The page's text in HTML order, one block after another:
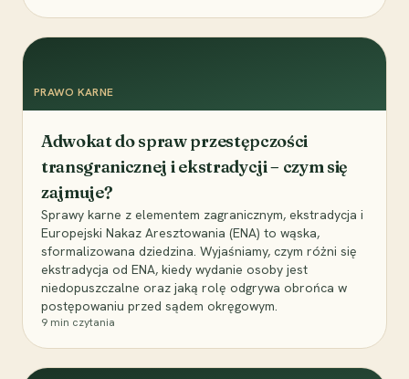
PRAWO KARNE
Adwokat do spraw przestępczości
transgranicznej i ekstradycji – czym się
zajmuje?
Sprawy karne z elementem zagranicznym, ekstradycja i
Europejski Nakaz Aresztowania (ENA) to wąska,
sformalizowana dziedzina. Wyjaśniamy, czym różni się
ekstradycja od ENA, kiedy wydanie osoby jest
niedopuszczalne oraz jaką rolę odgrywa obrońca w
postępowaniu przed sądem okręgowym.
9 min czytania